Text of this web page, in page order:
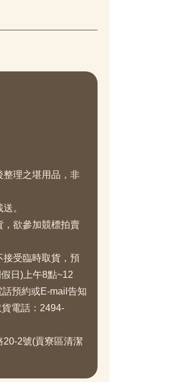
整理之堪用品，非
。
，欲參加競標拍賣
接受臨時取貨，預
日)上午8點~12
預約或E-mail告知
電話：2494-
20-2號(貢寮區清潔